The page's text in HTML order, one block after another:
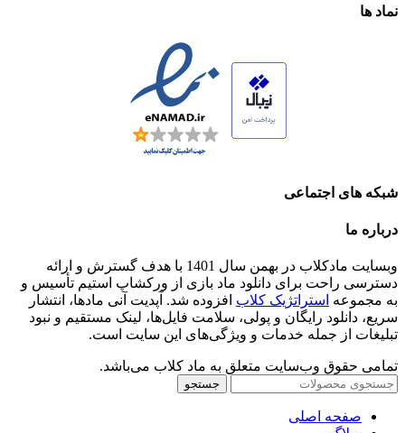
نماد ها
شبکه های اجتماعی
درباره ما
وبسایت مادکلاب در بهمن سال 1401 با هدف گسترش و ارائه
دسترسی راحت برای دانلود ماد بازی از ورکشاپ استیم تأسیس و
به مجموعه استراتژیک کلاب افزوده شد. آپدیت آنی مادها، انتشار
سریع، دانلود رایگان و پولی، سلامت فایل‌ها، لینک مستقیم و نبود
تبلیغات از جمله خدمات و ویژگی‌های این سایت است.
تمامی حقوق وب‌سایت متعلق به ماد کلاب می‌باشد.
جستجو
صفحه اصلی